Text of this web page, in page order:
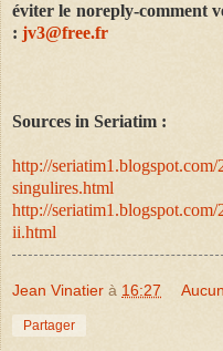
éviter le noreply-comment
: jv3@free.fr
Sources in Seriatim :
http://
singulires.html
http://
ii.html
Jean Vinatier à 16:27
Partager